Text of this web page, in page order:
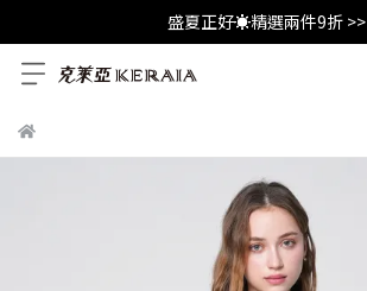
盛夏正好☀️精選兩件9折 >>